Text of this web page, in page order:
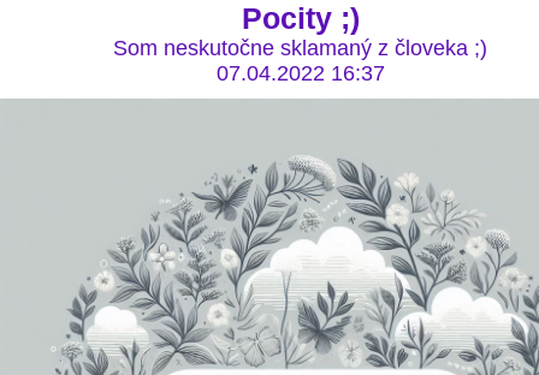
Pocity ;)
Som neskutočne sklamaný z človeka ;)
07.04.2022 16:37